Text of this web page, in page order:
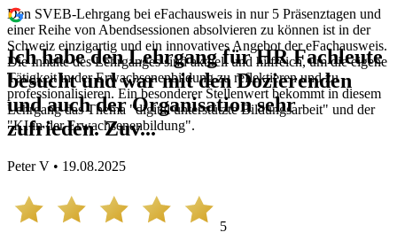
Den SVEB-Lehrgang bei eFachausweis in nur 5 Präsenztagen und
einer Reihe von Abendsessionen absolvieren zu können ist in der
Schweiz einzigartig und ein innovatives Angebot der eFachausweis.
Die Inhalte des Lehrganges sind aktuell und hilfreich, um die eigene
Tätigkeit in der Erwachsenenbildung zu reflektieren und zu
professionalisieren. Ein besonderer Stellenwert bekommt in diesem
Lehrgang das Thema "digital unterstützte Bildungsarbeit" und der
"KI in der Erwachsenenbildung".
Ich habe den Lehrgang für HR Fachleute
besucht und war mit den Dozierenden
und auch der Organisation sehr
zufrieden. Zuv...
Peter V • 19.08.2025
5